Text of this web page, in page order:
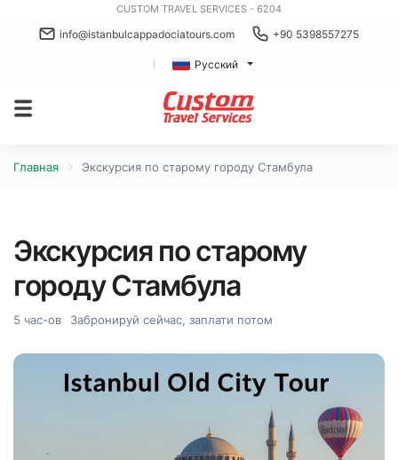
CUSTOM TRAVEL SERVICES - 6204
info@istanbulcappadociatours.com +90 5398557275
Русский
Главная Экскурсия по старому городу Стамбула
Экскурсия по старому
городу Стамбула
5 час-ов Забронируй сейчас, заплати потом